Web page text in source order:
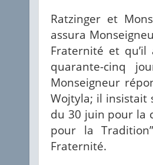
Ratzinger et
assura
Fraternité et
quarante-cinq
Monseigneur
Wojtyla; il insistait
du 30 juin pour la
pour la
Fraternité.